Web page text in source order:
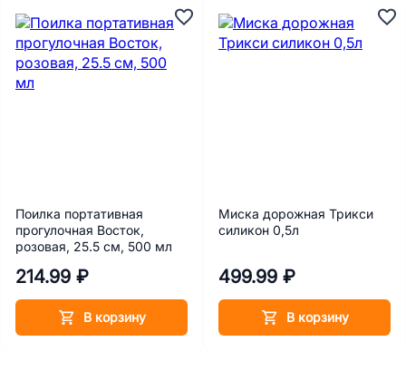
Поилка портативная
прогулочная Восток,
розовая, 25.5 см, 500 мл
214.99 ₽
В корзину
Миска дорожная Трикси
силикон 0,5л
499.99 ₽
В корзину